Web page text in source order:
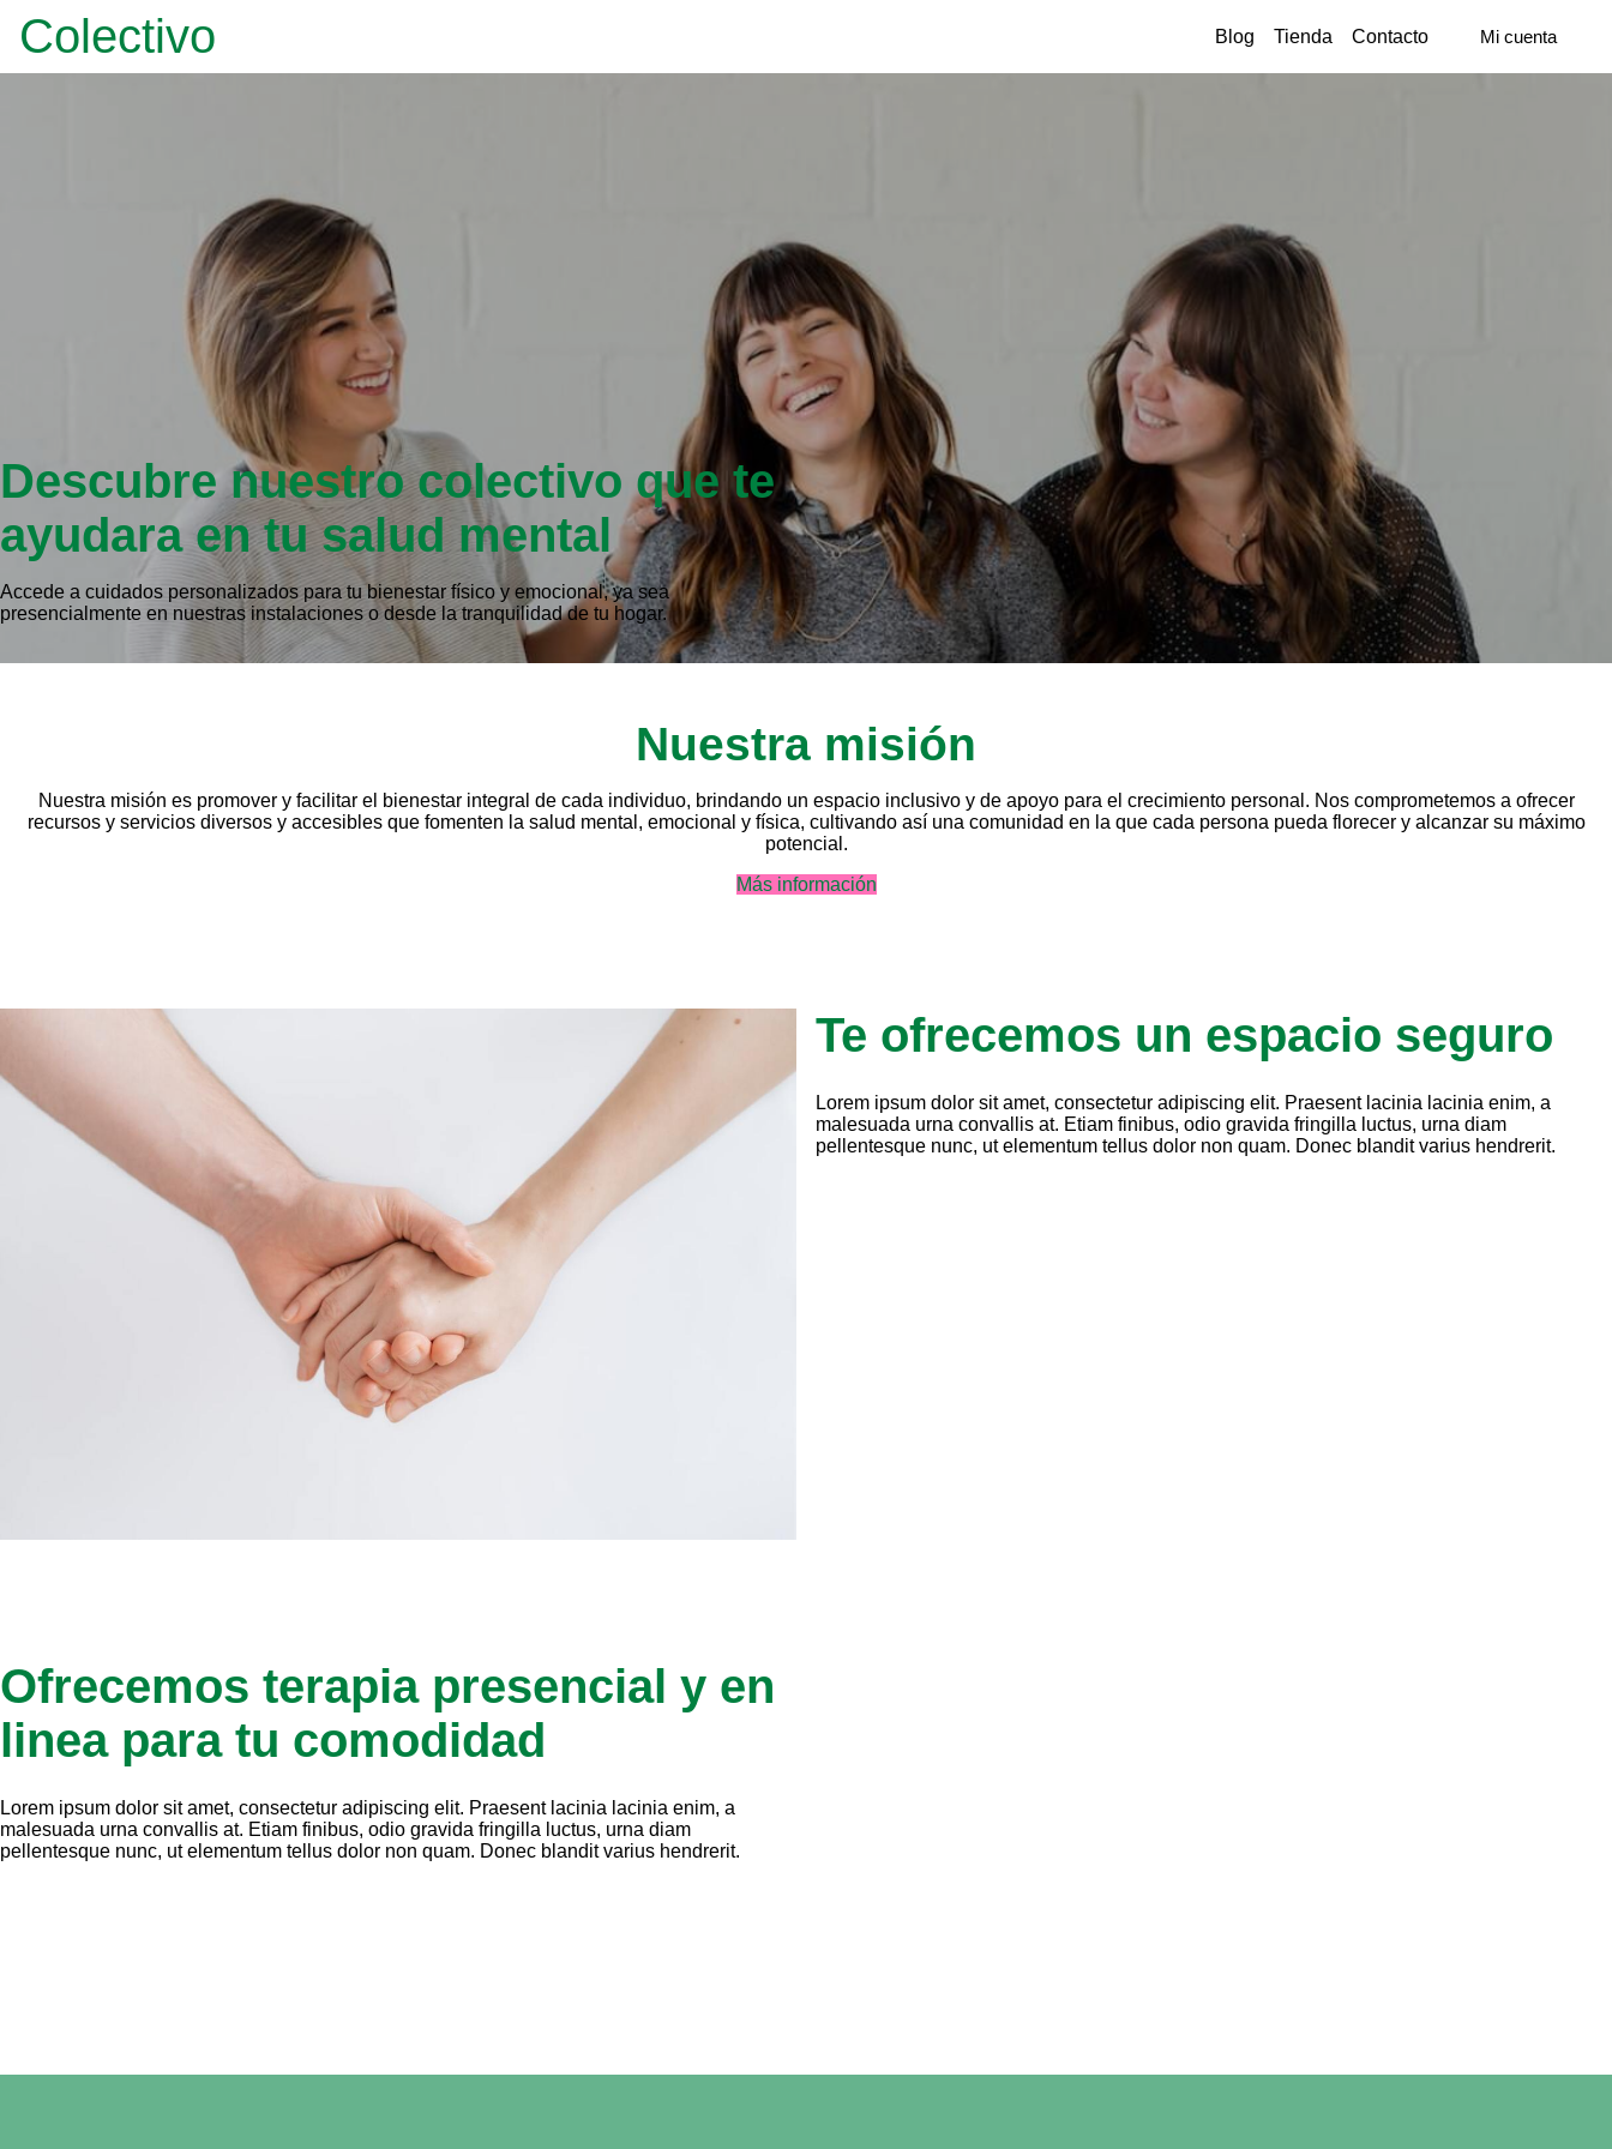
Colectivo Blog Tienda Contacto Mi cuenta
Descubre nuestro colectivo que te
ayudara en tu salud mental
Accede a cuidados personalizados para tu bienestar físico y emocional, ya sea
presencialmente en nuestras instalaciones o desde la tranquilidad de tu hogar.
Nuestra misión
Nuestra misión es promover y facilitar el bienestar integral de cada individuo, brindando un espacio inclusivo y de apoyo para el crecimiento personal. Nos comprometemos a ofrecer
recursos y servicios diversos y accesibles que fomenten la salud mental, emocional y física, cultivando así una comunidad en la que cada persona pueda florecer y alcanzar su máximo
potencial.
Más información
Te ofrecemos un espacio seguro
Lorem ipsum dolor sit amet, consectetur adipiscing elit. Praesent lacinia lacinia enim, a
malesuada urna convallis at. Etiam finibus, odio gravida fringilla luctus, urna diam
pellentesque nunc, ut elementum tellus dolor non quam. Donec blandit varius hendrerit.
Ofrecemos terapia presencial y en
linea para tu comodidad
Lorem ipsum dolor sit amet, consectetur adipiscing elit. Praesent lacinia lacinia enim, a
malesuada urna convallis at. Etiam finibus, odio gravida fringilla luctus, urna diam
pellentesque nunc, ut elementum tellus dolor non quam. Donec blandit varius hendrerit.